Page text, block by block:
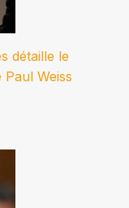
détaille le
Weiss